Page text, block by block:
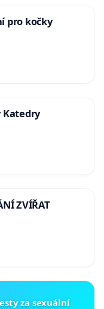
pro kočky
Katedry
ZVÍŘAT
za sexuální